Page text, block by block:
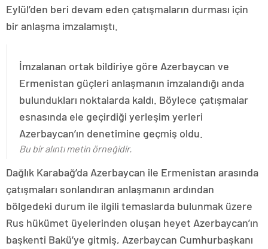
Eylül’den beri devam eden çatışmaların durması için
bir anlaşma imzalamıştı.
İmzalanan ortak bildiriye göre Azerbaycan ve
Ermenistan güçleri anlaşmanın imzalandığı anda
bulundukları noktalarda kaldı. Böylece çatışmalar
esnasında ele geçirdiği yerleşim yerleri
Azerbaycan’ın denetimine geçmiş oldu.
Bu bir alıntı metin örneğidir.
Dağlık Karabağ’da Azerbaycan ile Ermenistan arasında
çatışmaları sonlandıran anlaşmanın ardından
bölgedeki durum ile ilgili temaslarda bulunmak üzere
Rus hükümet üyelerinden oluşan heyet Azerbaycan’ın
başkenti Bakü’ye gitmiş, Azerbaycan Cumhurbaşkanı